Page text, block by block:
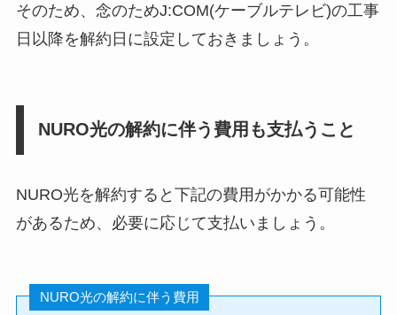
そのため、念のためJ:COM(ケーブルテレビ)の工事
日以降を解約日に設定しておきましょう。
NURO光の解約に伴う費用も支払うこと
NURO光を解約すると下記の費用がかかる可能性
があるため、必要に応じて支払いましょう。
NURO光の解約に伴う費用